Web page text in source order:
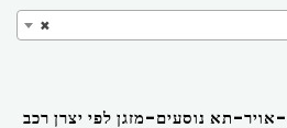
×
תא נוסעים-מזגן לפי יצרן רכב